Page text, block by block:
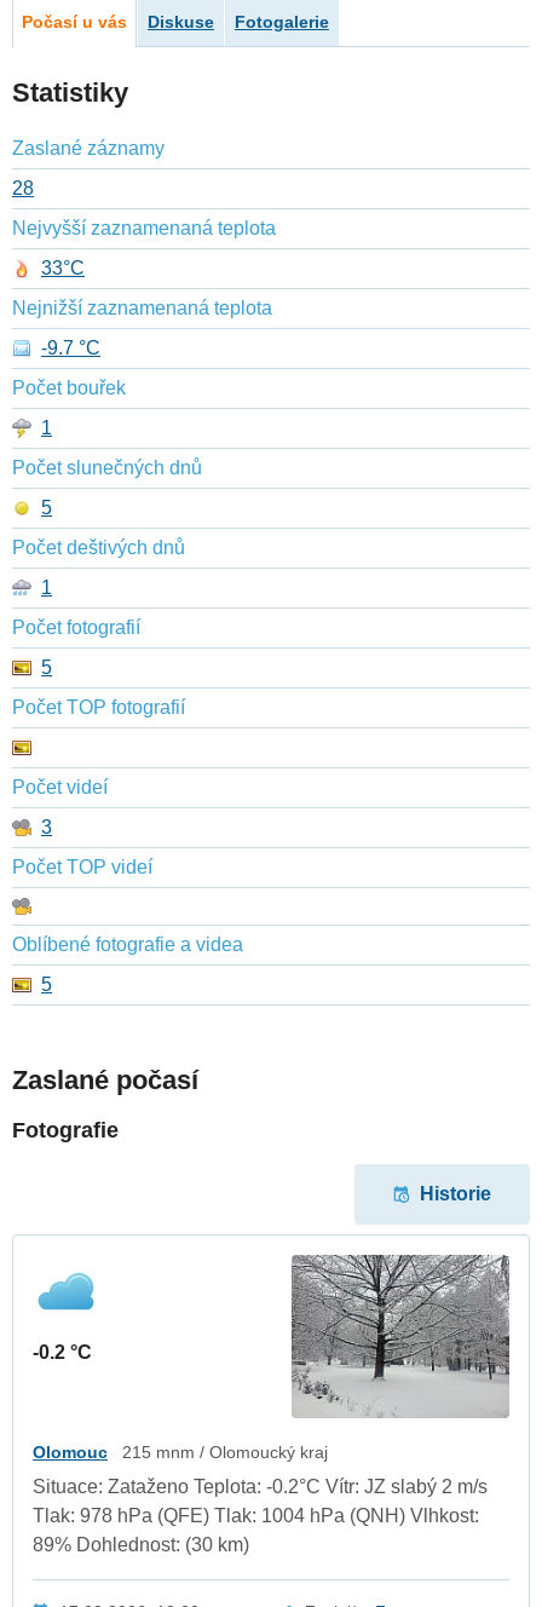
Počasí u vás Diskuse Fotogalerie
Statistiky
Zaslané záznamy
28
Nejvyšší zaznamenaná teplota
33°C
Nejnižší zaznamenaná teplota
-9.7 °C
Počet bouřek
1
Počet slunečných dnů
5
Počet deštivých dnů
1
Počet fotografií
5
Počet TOP fotografií
Počet videí
3
Počet TOP videí
Oblíbené fotografie a videa
5
Zaslané počasí
Fotografie
Historie
-0.2 °C
Olomouc 215 mnm / Olomoucký kraj
Situace: Zataženo Teplota: -0.2°C Vítr: JZ slabý 2 m/s
Tlak: 978 hPa (QFE) Tlak: 1004 hPa (QNH) Vlhkost:
89% Dohlednost: (30 km)